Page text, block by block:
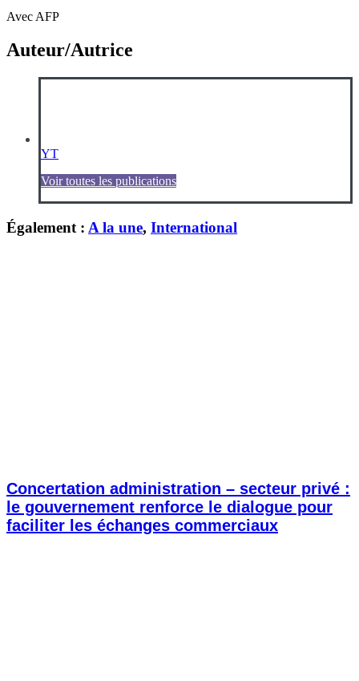
Avec AFP
Auteur/Autrice
YT
Voir toutes les publications
Également : A la une, International
Concertation administration – secteur privé :
le gouvernement renforce le dialogue pour
faciliter les échanges commerciaux